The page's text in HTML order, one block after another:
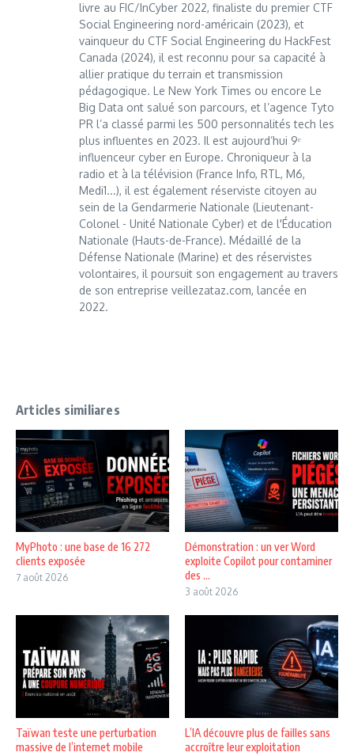
livre au FIC/InCyber 2022, finaliste du premier CTF
Social Engineering nord-américain (2023), et
vainqueur du CTF Social Engineering du HackFest
Canada (2024), il est reconnu pour sa capacité à
allier pratique du terrain et transmission
pédagogique. Le New York Times ou encore Le
Big Data ont salué son parcours, et l’agence Tyto
PR l’a classé parmi les 500 personnalités tech les
plus influentes en 2023. Il est aujourd’hui 9ᵉ
influenceur cyber en Europe. Chroniqueur à la
radio et à la télévision (France Info, RTL, M6,
Medi1...), il est également réserviste citoyen au
sein de la Gendarmerie Nationale (Lieutenant-
Colonel - Unité Nationale Cyber) et de l'Éducation
Nationale (Hauts-de-France). Médaillé de la
Défense Nationale (Marine) et des réservistes
volontaires, il poursuit son engagement au travers
de son entreprise veillezataz.com, lancée en
2022.
Articles similiares
MyPhoto : une base de 16 272
clients exposée
7 août 2026
Démonstration : un ver Word
exploite Copilot pour contaminer
des ...
3 août 2026
Taïwan teste une perturbation
massive de l’internet mobile
L’IA découvre plus de failles sans
accroître leur exploitation